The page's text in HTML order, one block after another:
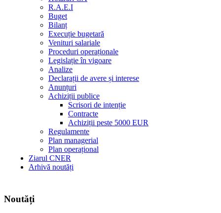
R.A.E.I
Buget
Bilanț
Execuție bugetară
Venituri salariale
Proceduri operaționale
Legislație în vigoare
Analize
Declarații de avere și interese
Anunțuri
Achiziții publice
Scrisori de intenție
Contracte
Achiziții peste 5000 EUR
Regulamente
Plan managerial
Plan operațional
Ziarul CNER
Arhivă noutăți
Noutăți